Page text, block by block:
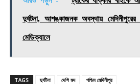
দুর্ঘটনা, আশঙ্কাজনক অবস্থায়
মেডিক্যালে
TAGS দুর্ঘটনা দেশি মদ পশ্চিম মেদিনীপুর